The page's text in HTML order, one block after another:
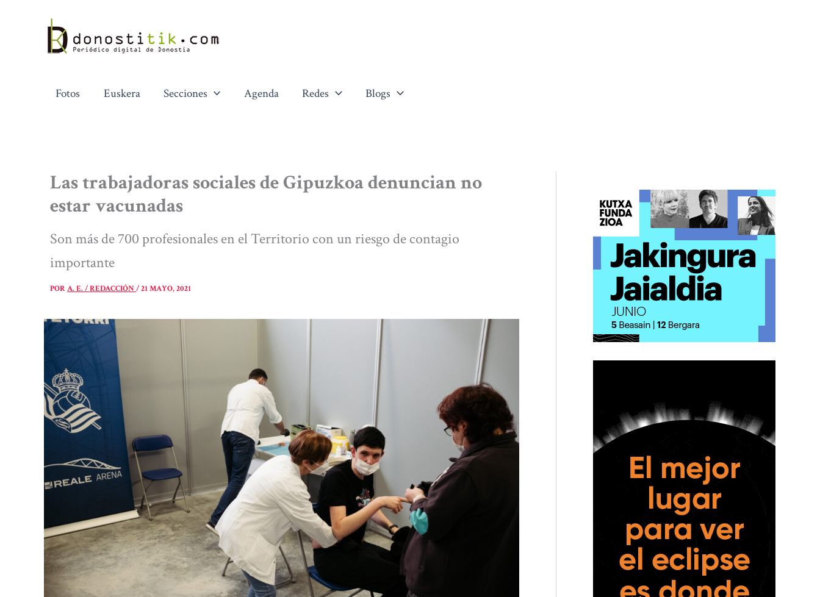
contenido
Fotos Euskera Secciones Agenda Redes Blogs
Las trabajadoras sociales de Gipuzkoa denuncian no
estar vacunadas
Son más de 700 profesionales en el Territorio con un riesgo de contagio
importante
PORA. E. / REDACCIÓN/21 MAYO, 2021